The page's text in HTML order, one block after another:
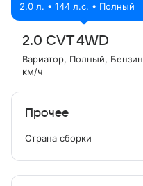
2.0 л. • 144 л.с. • Полный
2.0 CVT 4WD
Вариатор, Полный, Бензин
км/ч
Прочее
Страна сборки